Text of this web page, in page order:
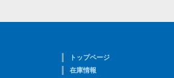
トップページ
在庫情報